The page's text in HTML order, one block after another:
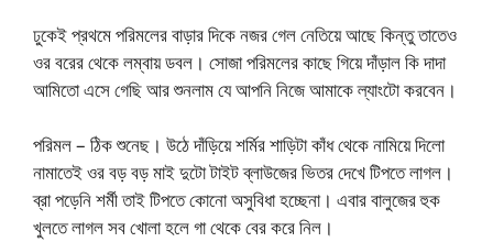
ঢুকেই প্রথমে পরিমলের বাড়ার দিকে নজর গেল নেতিয়ে আছে কিন্তু তাতেও
ওর বরের থেকে লম্বায় ডবল। সোজা পরিমলের কাছে গিয়ে দাঁড়াল কি দাদা
আমিতো এসে গেছি আর শুনলাম যে আপনি নিজে আমাকে ল্যাংটো করবেন।
পরিমল – ঠিক শুনেছ। উঠে দাঁড়িয়ে শর্মির শাড়িটা কাঁধ থেকে নামিয়ে দিলো
নামাতেই ওর বড় বড় মাই দুটো টাইট ব্লাউজের ভিতর দেখে টিপতে লাগল।
ব্রা পড়েনি শর্মী তাই টিপতে কোনো অসুবিধা হচ্ছেনা। এবার বালুজের হুক
খুলতে লাগল সব খোলা হলে গা থেকে বের করে নিল।